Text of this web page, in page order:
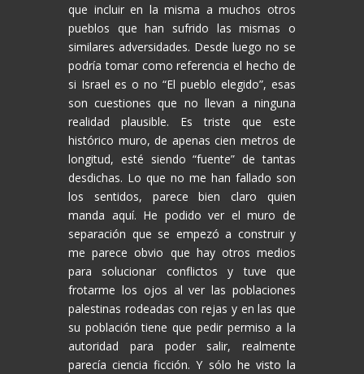
que incluir en la misma a muchos otros
pueblos que han sufrido las mismas o
similares adversidades. Desde luego no se
podría tomar como referencia el hecho de
si Israel es o no “El pueblo elegido”, esas
son cuestiones que no llevan a ninguna
realidad plausible. Es triste que este
histórico muro, de apenas cien metros de
longitud, esté siendo “fuente” de tantas
desdichas. Lo que no me han fallado son
los sentidos, parece bien claro quien
manda aquí. He podido ver el muro de
separación que se empezó a construir y
me parece obvio que hay otros medios
para solucionar conflictos y tuve que
frotarme los ojos al ver las poblaciones
palestinas rodeadas con rejas y en las que
su población tiene que pedir permiso a la
autoridad para poder salir, realmente
parecía ciencia ficción. Y sólo he visto la